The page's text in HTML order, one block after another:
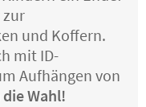
zur
und Koffern.
mit ID-
Aufhängen von
Wahl!